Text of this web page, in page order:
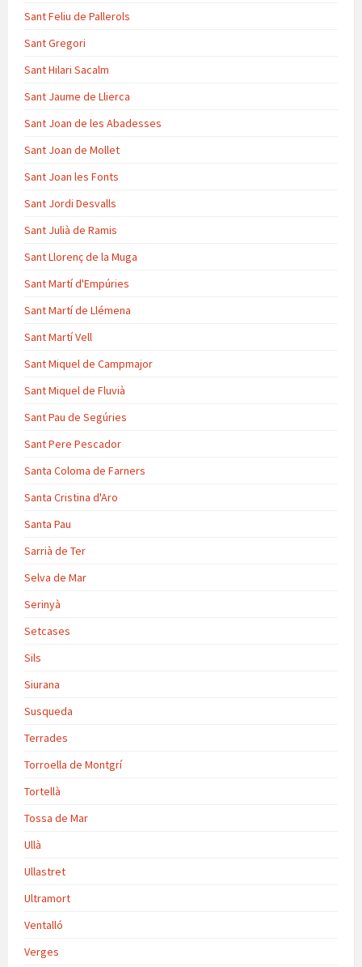
Sant Feliu de Pallerols
Sant Gregori
Sant Hilari Sacalm
Sant Jaume de Llierca
Sant Joan de les Abadesses
Sant Joan de Mollet
Sant Joan les Fonts
Sant Jordi Desvalls
Sant Julià de Ramis
Sant Llorenç de la Muga
Sant Martí d'Empúries
Sant Martí de Llémena
Sant Martí Vell
Sant Miquel de Campmajor
Sant Miquel de Fluvià
Sant Pau de Segúries
Sant Pere Pescador
Santa Coloma de Farners
Santa Cristina d'Aro
Santa Pau
Sarrià de Ter
Selva de Mar
Serinyà
Setcases
Sils
Siurana
Susqueda
Terrades
Torroella de Montgrí
Tortellà
Tossa de Mar
Ullà
Ullastret
Ultramort
Ventalló
Verges